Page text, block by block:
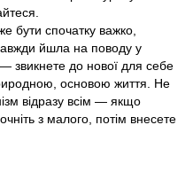
бути спочатку важко,
йшла на поводу у
звикнете до нової для себе
основою життя. Не
відразу всім — якщо
з малого, потім внесете